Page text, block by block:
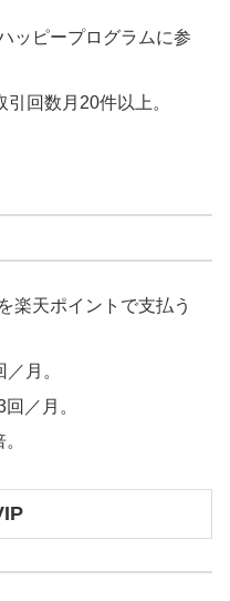
ッピープログラムに参
回数月20件以上。
楽天ポイントで支払う
月。
／月。